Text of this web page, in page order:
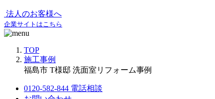
法人のお客様へ
企業サイトはこちら
TOP
施工事例
福島市 T様邸 洗面室リフォーム事例
0120-582-844 電話相談